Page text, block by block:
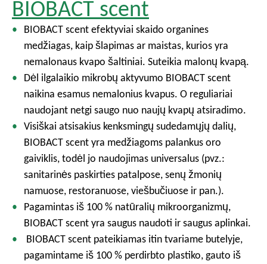
BIOBACT scent
BIOBACT scent efektyviai skaido organines
medžiagas, kaip šlapimas ar maistas, kurios yra
nemalonaus kvapo šaltiniai. Suteikia malonų kvapą.
Dėl ilgalaikio mikrobų aktyvumo BIOBACT scent
naikina esamus nemalonius kvapus. O reguliariai
naudojant netgi saugo nuo naujų kvapų atsiradimo.
Visiškai atsisakius kenksmingų sudedamųjų dalių,
BIOBACT scent yra medžiagoms palankus oro
gaiviklis, todėl jo naudojimas universalus (pvz.:
sanitarinės paskirties patalpose, senų žmonių
namuose, restoranuose, viešbučiuose ir pan.).
Pagamintas iš 100 % natūralių mikroorganizmų,
BIOBACT scent yra saugus naudoti ir saugus aplinkai.
BIOBACT scent pateikiamas itin tvariame butelyje,
pagamintame iš 100 % perdirbto plastiko, gauto iš